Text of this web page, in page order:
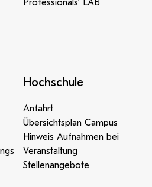
Professionals‘ LAB
Hochschule
Anfahrt
Übersichtsplan Campus
Hinweis Aufnahmen bei
Veranstaltung
Stellenangebote